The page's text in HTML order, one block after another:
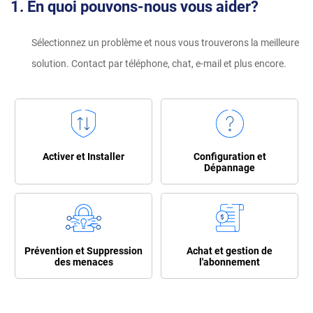
1 . En quoi pouvons-nous vous aider?
Sélectionnez un problème et nous vous trouverons la meilleure
solution. Contact par téléphone, chat, e-mail et plus encore.
Activer et Installer
Configuration et
Dépannage
Prévention et Suppression
des menaces
Achat et gestion de
l'abonnement